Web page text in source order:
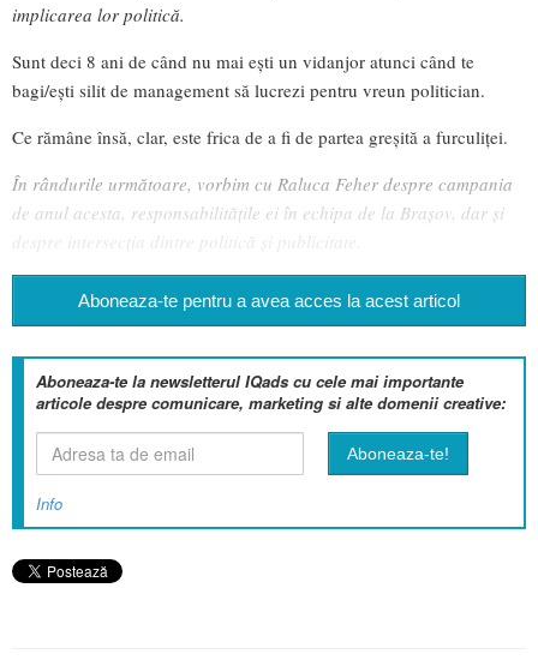
implicarea lor politică.
Sunt deci 8 ani de când nu mai ești un vidanjor atunci când te
bagi/ești silit de management să lucrezi pentru vreun politician.
Ce rămâne însă, clar, este frica de a fi de partea greșită a furculiței.
În rândurile următoare, vorbim cu Raluca Feher despre campania
de anul acesta, responsabilitățile ei în echipa de la Brașov, dar și
despre intersecția dintre politică și publicitate.
Aboneaza-te pentru a avea acces la acest articol
Aboneaza-te la newsletterul IQads cu cele mai importante
articole despre comunicare, marketing si alte domenii creative:
Info